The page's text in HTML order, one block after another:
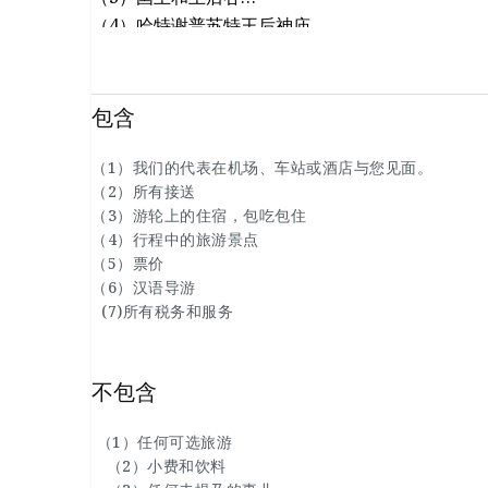
（4）哈特谢普苏特王后神庙
（7）考姆翁布神庙
(9)菲莱神庙
(10)未完工的方尖碑。
包含
（1）我们的代表在机场、车站或酒店与您见面。
（2）所有接送
（3）游轮上的住宿，包吃包住
（4）行程中的旅游景点
（5）票价
（6）汉语导游
(7)所有税务和服务
不包含
（1）任何可选旅游
（2）小费和饮料